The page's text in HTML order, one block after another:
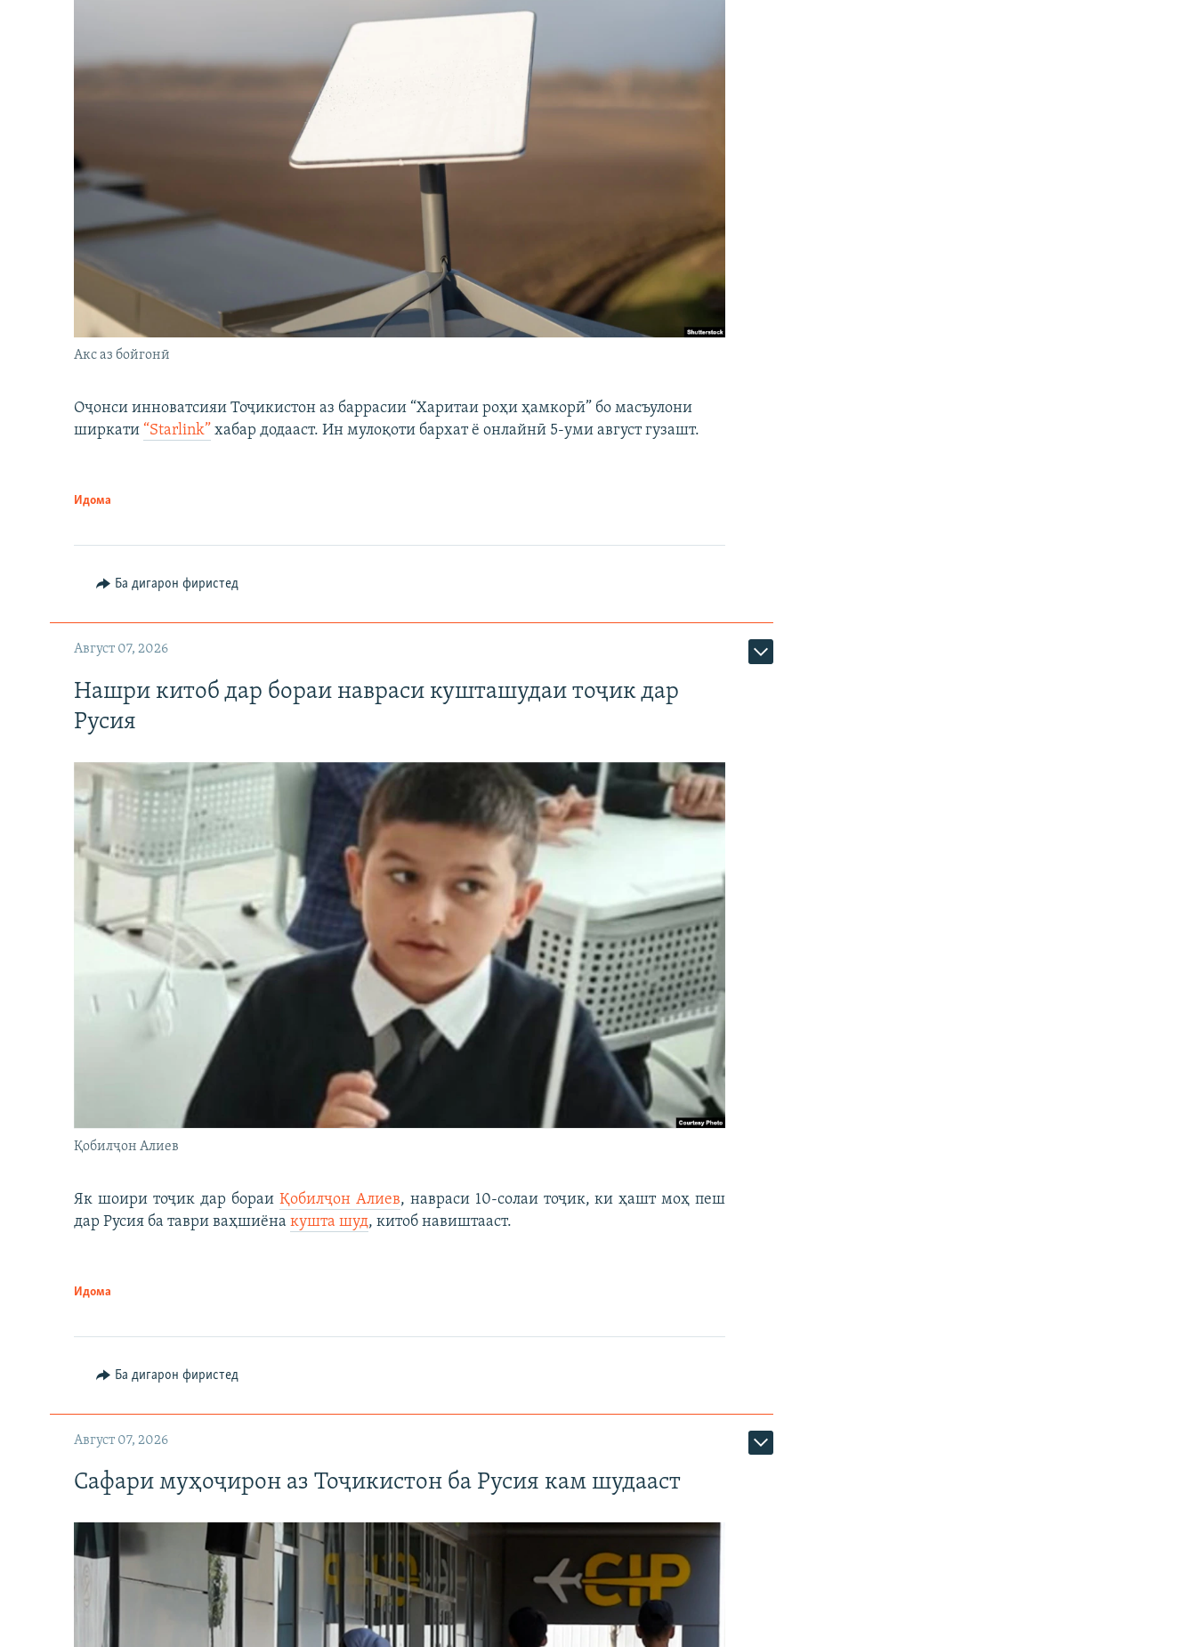
Акс аз бойгонӣ
Оҷонси инноватсияи Тоҷикистон аз баррасии “Харитаи роҳи ҳамкорӣ” бо масъулони
ширкати “Starlink” хабар додааст. Ин мулоқоти бархат ё онлайнӣ 5-уми август гузашт.
Идома
Ба дигарон фиристед
Август 07, 2026
Нашри китоб дар бораи навраси кушташудаи тоҷик дар
Русия
Қобилҷон Алиев
Як шоири тоҷик дар бораи Қобилҷон Алиев, навраси 10-солаи тоҷик, ки ҳашт моҳ пеш
дар Русия ба таври ваҳшиёна кушта шуд, китоб навиштааст.
Идома
Ба дигарон фиристед
Август 07, 2026
Сафари муҳоҷирон аз Тоҷикистон ба Русия кам шудааст